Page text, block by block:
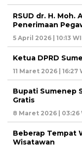
RSUD dr. H. Moh.
Penerimaan
5 April 2026 | 10:13
Ketua DPRD
11 Maret 2026 | 16:27
Bupati Sumenep
Gratis
8 Maret 2026 | 03:26
Beberap Tempat
Wisatawan